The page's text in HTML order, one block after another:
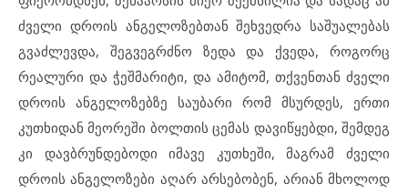
ძველი დროის ანგელოზებთან შეხვედრა საშუალებას
გვაძლევდა, შეგვეგრძნო ზედა და ქვედა, როგორც
რეალური და ჭეშმარიტი, და ამიტომ, თქვენთან ძველი
დროის ანგელოზებზე საუბარი რომ მსურდეს, ერთი
კუთხიდან მეორეში ბოლთის ცემას დავიწყებდი, შემდეგ
კი დავბრუნდებოდი იმავე კუთხეში, მაგრამ ძველი
დროის ანგელოზები აღარ არსებობენ, არიან მხოლოდ